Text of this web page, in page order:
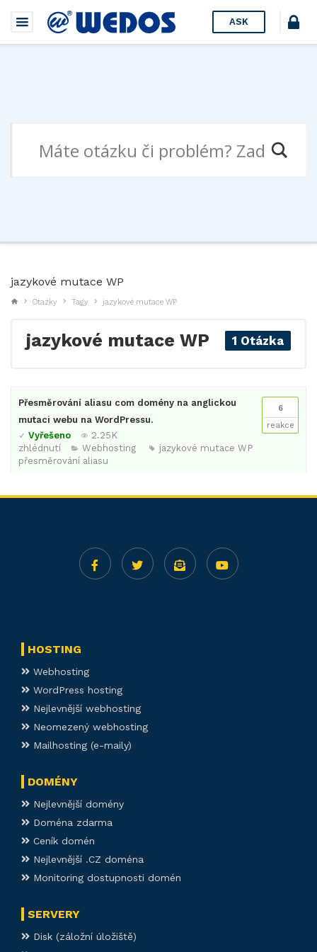
ASK
jazykové mutace WP
Otazky Tagy jazykové mutace WP
jazykové mutace WP 1 Otázka
6
reakce
Přesměrování aliasu com domény na anglickou
mutaci webu na WordPressu.
Vyřešeno
2.25K
zhlédnutí
Webhosting
jazykové mutace WP
přesměrování aliasu
HOSTING
Webhosting
WordPress hosting
Nejlevnější webhosting
Neomezený webhosting
Mailhosting (e-maily)
DOMÉNY
Nejlevnější domény
Doména zdarma
Ceník domén
Nejlevnější .CZ doména
Monitoring dostupnosti domén
SERVERY
Disk (záložní úložiště)